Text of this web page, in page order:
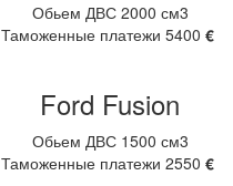
Обьем ДВС 2000 см3
Таможенные платежи 5400 €
Ford Fusion
Обьем ДВС 1500 см3
Таможенные платежи 2550 €